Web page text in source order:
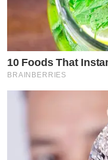
10 Foods That
BRAINBERRIES